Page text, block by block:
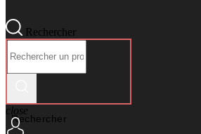
Rechercher
Rechercher
close